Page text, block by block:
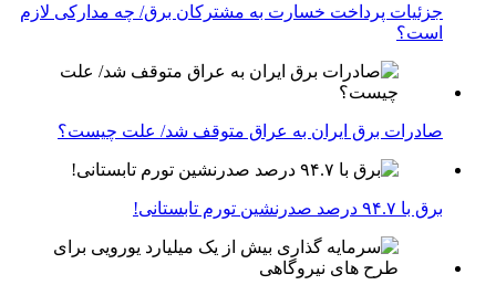
جزئیات پرداخت خسارت به مشترکان برق/ چه مدارکی لازم
است؟
صادرات برق ایران به عراق متوقف شد/ علت چیست؟
برق با ۹۴.۷ درصد صدرنشین تورم تابستانی!